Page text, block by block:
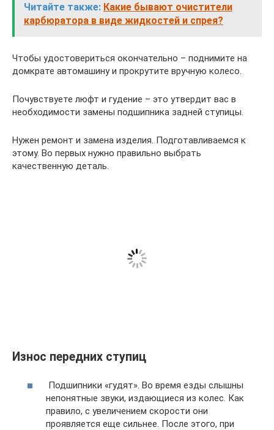
Читайте также: Какие бывают очистители
карбюратора в виде жидкостей и спрея?
Чтобы удостовериться окончательно – поднимите на
домкрате автомашину и прокрутите вручную колесо.
Почувствуете люфт и гудение – это утвердит вас в
необходимости замены подшипника задней ступицы.
Нужен ремонт и замена изделия. Подготавливаемся к
этому. Во первых нужно правильно выбрать
качественную деталь.
Износ передних ступиц
​ Подшипники «гудят». Во время езды слышны
непонятные звуки, издающиеся из колес. Как
правило, с увеличением скорости они
проявляется еще сильнее. После этого, при